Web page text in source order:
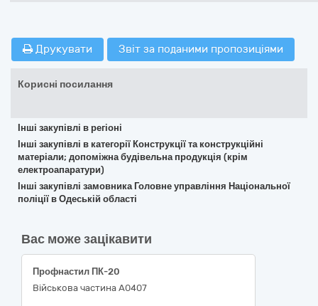
Друкувати Звіт за поданими пропозиціями
Корисні посилання
Інші закупівлі в регіоні
Інші закупівлі в категорії Конструкції та конструкційні
матеріали; допоміжна будівельна продукція (крім
електроапаратури)
Інші закупівлі замовника Головне управління Національної
поліції в Одеській області
Вас може зацікавити
Профнастил ПК-20
Військова частина А0407